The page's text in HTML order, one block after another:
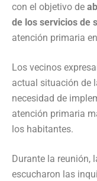
con el objetivo de
de los servicios de
atención primaria
Los vecinos
actual situación de
necesidad de
atención primaria
los habitantes.
Durante la reunión,
escucharon las